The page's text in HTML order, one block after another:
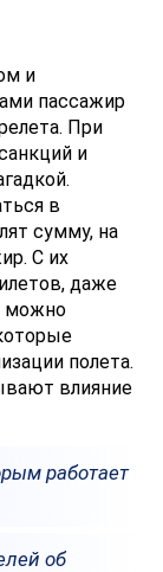
и
пассажир
При
и
в
сумму, на
С их
даже
можно
полета.
влияние
работает
об